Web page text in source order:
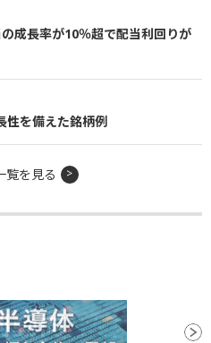
成長率が10％超で配当利回りが
性を備えた銘柄例
覧を見る